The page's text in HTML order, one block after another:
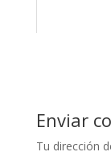
Enviar
Tu dirección